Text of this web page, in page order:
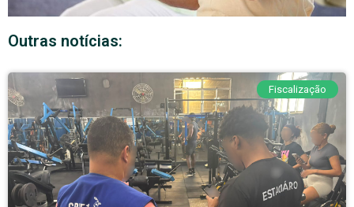
Outras notícias:
Fiscalização